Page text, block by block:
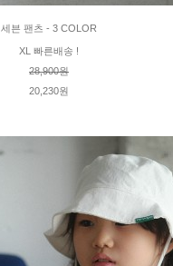
세븐 팬츠 - 3 COLOR
XL 빠른배송 !
28,900원
20,230원